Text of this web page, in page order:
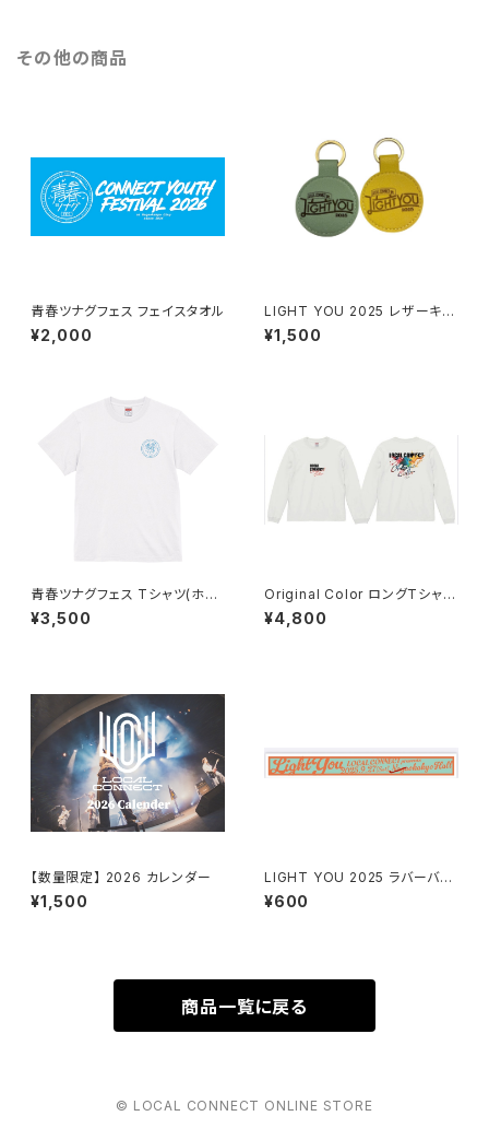
その他の商品
青春ツナグフェス フェイスタオル
¥2,000
LIGHT YOU 2025 レザーキー
ホルダー
¥1,500
青春ツナグフェス Tシャツ(ホワ
イト/ブラック)
¥3,500
Original Color ロングTシャツ
(White)
¥4,800
【数量限定】 2026 カレンダー
¥1,500
LIGHT YOU 2025 ラバーバン
ド(Orange)
¥600
商品一覧に戻る
© LOCAL CONNECT ONLINE STORE